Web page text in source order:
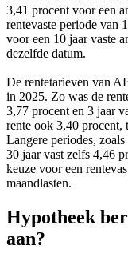
3,41 procent voor een
rentevaste periode van
voor een 10 jaar vaste
dezelfde datum.
De rentetarieven van
in 2025. Zo was de
3,77 procent en 3 jaar
rente ook 3,40 procent,
Langere periodes,
30 jaar vast zelfs 4,46
keuze voor een
maandlasten.
Hypotheek
aan?